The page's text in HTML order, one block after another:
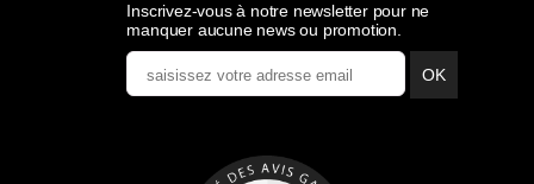
Inscrivez-vous à notre newsletter pour ne
manquer aucune news ou promotion.
OK